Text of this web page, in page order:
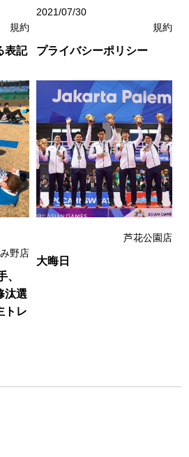
規約
表記
2021/07/30
規約
プライバシーポリシー
野店
、
汰選
トレ
芦花公園店
大晦日